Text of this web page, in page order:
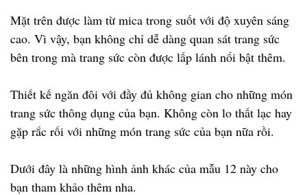
Mặt trên được làm từ mica trong suốt với độ xuyên sáng
cao. Vì vậy, bạn không chỉ dễ dàng quan sát trang sức
bên trong mà trang sức còn được lấp lánh nổi bật thêm.
Thiết kế ngăn đôi với đầy đủ không gian cho những món
trang sức thông dụng của bạn. Không còn lo thất lạc hay
gặp rắc rối với những món trang sức của bạn nữa rồi.
Dưới đây là những hình ảnh khác của mẫu 12 này cho
bạn tham khảo thêm nha.